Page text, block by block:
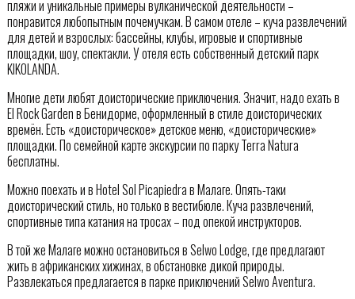
пляжи и уникальные примеры вулканической деятельности –
понравится любопытным почемучкам. В самом отеле – куча развлечений
для детей и взрослых: бассейны, клубы, игровые и спортивные
площадки, шоу, спектакли. У отеля есть собственный детский парк
KIKOLANDA.
Многие дети любят доисторические приключения. Значит, надо ехать в
El Rock Garden в Бенидорме, оформленный в стиле доисторических
времён. Есть «доисторическое» детское меню, «доисторические»
площадки. По семейной карте экскурсии по парку Terra Natura
бесплатны.
Можно поехать и в Hotel Sol Picapiedra в Малаге. Опять-таки
доисторический стиль, но только в вестибюле. Куча развлечений,
спортивные типа катания на тросах – под опекой инструкторов.
В той же Малаге можно остановиться в Selwo Lodge, где предлагают
жить в африканских хижинах, в обстановке дикой природы.
Развлекаться предлагается в парке приключений Selwo Aventura.